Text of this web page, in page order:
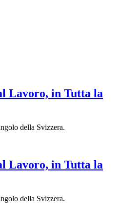
Lavoro, in Tutta la
della Svizzera.
Lavoro, in Tutta la
della Svizzera.